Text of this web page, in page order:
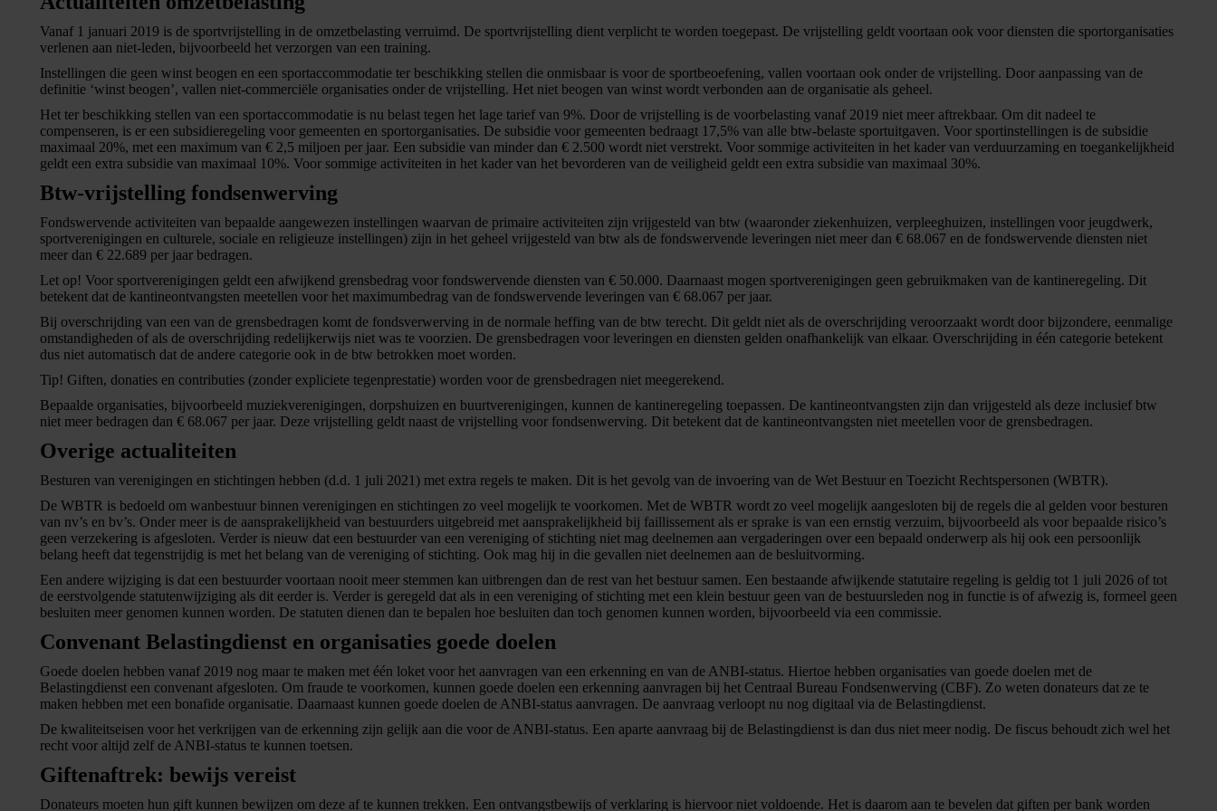
Vanaf 1 januari 2019 is de sportvrijstelling in de omzetbelasting verruimd. De sportvrijstelling dient verplicht te worden toegepast. De vrijstelling geldt voortaan ook voor diensten die sportorganisaties
verlenen aan niet-leden, bijvoorbeeld het verzorgen van een training.
Instellingen die geen winst beogen en een sportaccommodatie ter beschikking stellen die onmisbaar is voor de sportbeoefening, vallen voortaan ook onder de vrijstelling. Door aanpassing van de
definitie ‘winst beogen’, vallen niet-commerciële organisaties onder de vrijstelling. Het niet beogen van winst wordt verbonden aan de organisatie als geheel.
Het ter beschikking stellen van een sportaccommodatie is nu belast tegen het lage tarief van 9%. Door de vrijstelling is de voorbelasting vanaf 2019 niet meer aftrekbaar. Om dit nadeel te
compenseren, is er een subsidieregeling voor gemeenten en sportorganisaties. De subsidie voor gemeenten bedraagt 17,5% van alle btw-belaste sportuitgaven. Voor sportinstellingen is de subsidie
maximaal 20%, met een maximum van € 2,5 miljoen per jaar. Een subsidie van minder dan € 2.500 wordt niet verstrekt. Voor sommige activiteiten in het kader van verduurzaming en toegankelijkheid
geldt een extra subsidie van maximaal 10%. Voor sommige activiteiten in het kader van het bevorderen van de veiligheid geldt een extra subsidie van maximaal 30%.
Btw-vrijstelling fondsenwerving
Fondswervende activiteiten van bepaalde aangewezen instellingen waarvan de primaire activiteiten zijn vrijgesteld van btw (waaronder ziekenhuizen, verpleeghuizen, instellingen voor jeugdwerk,
sportverenigingen en culturele, sociale en religieuze instellingen) zijn in het geheel vrijgesteld van btw als de fondswervende leveringen niet meer dan € 68.067 en de fondswervende diensten niet
meer dan € 22.689 per jaar bedragen.
Let op! Voor sportverenigingen geldt een afwijkend grensbedrag voor fondswervende diensten van € 50.000. Daarnaast mogen sportverenigingen geen gebruikmaken van de kantineregeling. Dit
betekent dat de kantineontvangsten meetellen voor het maximumbedrag van de fondswervende leveringen van € 68.067 per jaar.
Bij overschrijding van een van de grensbedragen komt de fondsverwerving in de normale heffing van de btw terecht. Dit geldt niet als de overschrijding veroorzaakt wordt door bijzondere, eenmalige
omstandigheden of als de overschrijding redelijkerwijs niet was te voorzien. De grensbedragen voor leveringen en diensten gelden onafhankelijk van elkaar. Overschrijding in één categorie betekent
dus niet automatisch dat de andere categorie ook in de btw betrokken moet worden.
Tip! Giften, donaties en contributies (zonder expliciete tegenprestatie) worden voor de grensbedragen niet meegerekend.
Bepaalde organisaties, bijvoorbeeld muziekverenigingen, dorpshuizen en buurtverenigingen, kunnen de kantineregeling toepassen. De kantineontvangsten zijn dan vrijgesteld als deze inclusief btw
niet meer bedragen dan € 68.067 per jaar. Deze vrijstelling geldt naast de vrijstelling voor fondsenwerving. Dit betekent dat de kantineontvangsten niet meetellen voor de grensbedragen.
Overige actualiteiten
Besturen van verenigingen en stichtingen hebben (d.d. 1 juli 2021) met extra regels te maken. Dit is het gevolg van de invoering van de Wet Bestuur en Toezicht Rechtspersonen (WBTR).
De WBTR is bedoeld om wanbestuur binnen verenigingen en stichtingen zo veel mogelijk te voorkomen. Met de WBTR wordt zo veel mogelijk aangesloten bij de regels die al gelden voor besturen
van nv’s en bv’s. Onder meer is de aansprakelijkheid van bestuurders uitgebreid met aansprakelijkheid bij faillissement als er sprake is van een ernstig verzuim, bijvoorbeeld als voor bepaalde risico’s
geen verzekering is afgesloten. Verder is nieuw dat een bestuurder van een vereniging of stichting niet mag deelnemen aan vergaderingen over een bepaald onderwerp als hij ook een persoonlijk
belang heeft dat tegenstrijdig is met het belang van de vereniging of stichting. Ook mag hij in die gevallen niet deelnemen aan de besluitvorming.
Een andere wijziging is dat een bestuurder voortaan nooit meer stemmen kan uitbrengen dan de rest van het bestuur samen. Een bestaande afwijkende statutaire regeling is geldig tot 1 juli 2026 of tot
de eerstvolgende statutenwijziging als dit eerder is. Verder is geregeld dat als in een vereniging of stichting met een klein bestuur geen van de bestuursleden nog in functie is of afwezig is, formeel geen
besluiten meer genomen kunnen worden. De statuten dienen dan te bepalen hoe besluiten dan toch genomen kunnen worden, bijvoorbeeld via een commissie.
Convenant Belastingdienst en organisaties goede doelen
Goede doelen hebben vanaf 2019 nog maar te maken met één loket voor het aanvragen van een erkenning en van de ANBI-status. Hiertoe hebben organisaties van goede doelen met de
Belastingdienst een convenant afgesloten. Om fraude te voorkomen, kunnen goede doelen een erkenning aanvragen bij het Centraal Bureau Fondsenwerving (CBF). Zo weten donateurs dat ze te
maken hebben met een bonafide organisatie. Daarnaast kunnen goede doelen de ANBI-status aanvragen. De aanvraag verloopt nu nog digitaal via de Belastingdienst.
De kwaliteitseisen voor het verkrijgen van de erkenning zijn gelijk aan die voor de ANBI-status. Een aparte aanvraag bij de Belastingdienst is dan dus niet meer nodig. De fiscus behoudt zich wel het
recht voor altijd zelf de ANBI-status te kunnen toetsen.
Giftenaftrek: bewijs vereist
Donateurs moeten hun gift kunnen bewijzen om deze af te kunnen trekken. Een ontvangstbewijs of verklaring is hiervoor niet voldoende. Het is daarom aan te bevelen dat giften per bank worden